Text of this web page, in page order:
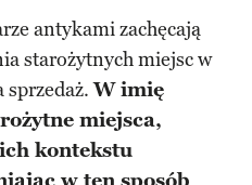
antykami zachęcają
starożytnych miejsc w
sprzedaż.W imię
miejsca,
kontekstu